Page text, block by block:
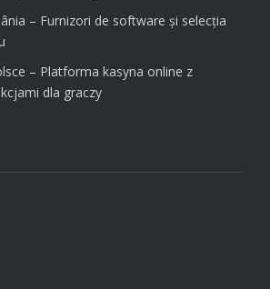
– Furnizori de software și selecția
– Platforma kasyna online z
dla graczy